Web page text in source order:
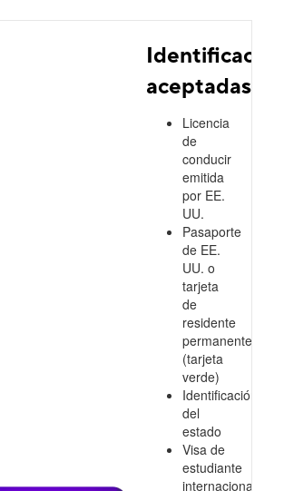
aceptadas
Licencia
de
conducir
emitida
por EE.
UU.
Pasaporte
de EE.
UU. o
tarjeta
de
residente
permanente
(tarjeta
verde)
Identificación
del
estado
Visa de
estudiante
internacional